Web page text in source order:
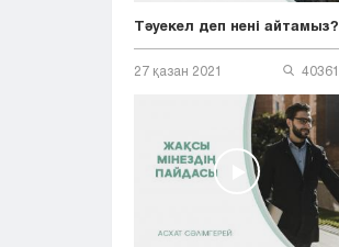
Тәуекел деп нені айтамыз?
27 қазан 2021 40361